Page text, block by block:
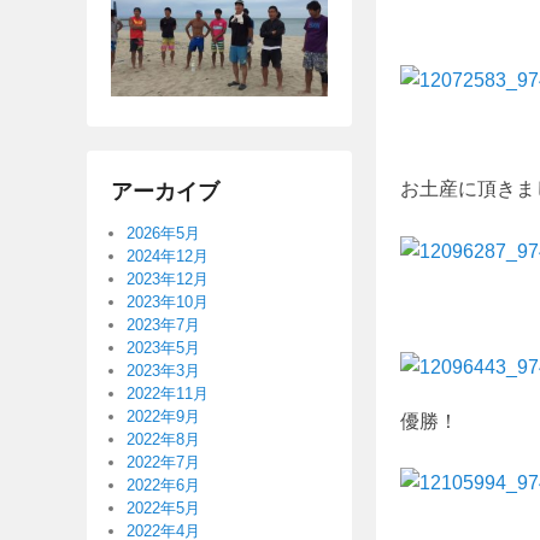
お土産に頂きま
優勝！
アーカイブ
2026年5月
2024年12月
2023年12月
2023年10月
2023年7月
2023年5月
2023年3月
2022年11月
2022年9月
2022年8月
2022年7月
2022年6月
2022年5月
2022年4月